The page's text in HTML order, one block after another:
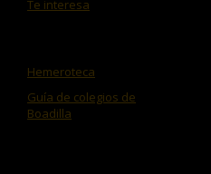
Te interesa
Hemeroteca
Guía de colegios de
Boadilla